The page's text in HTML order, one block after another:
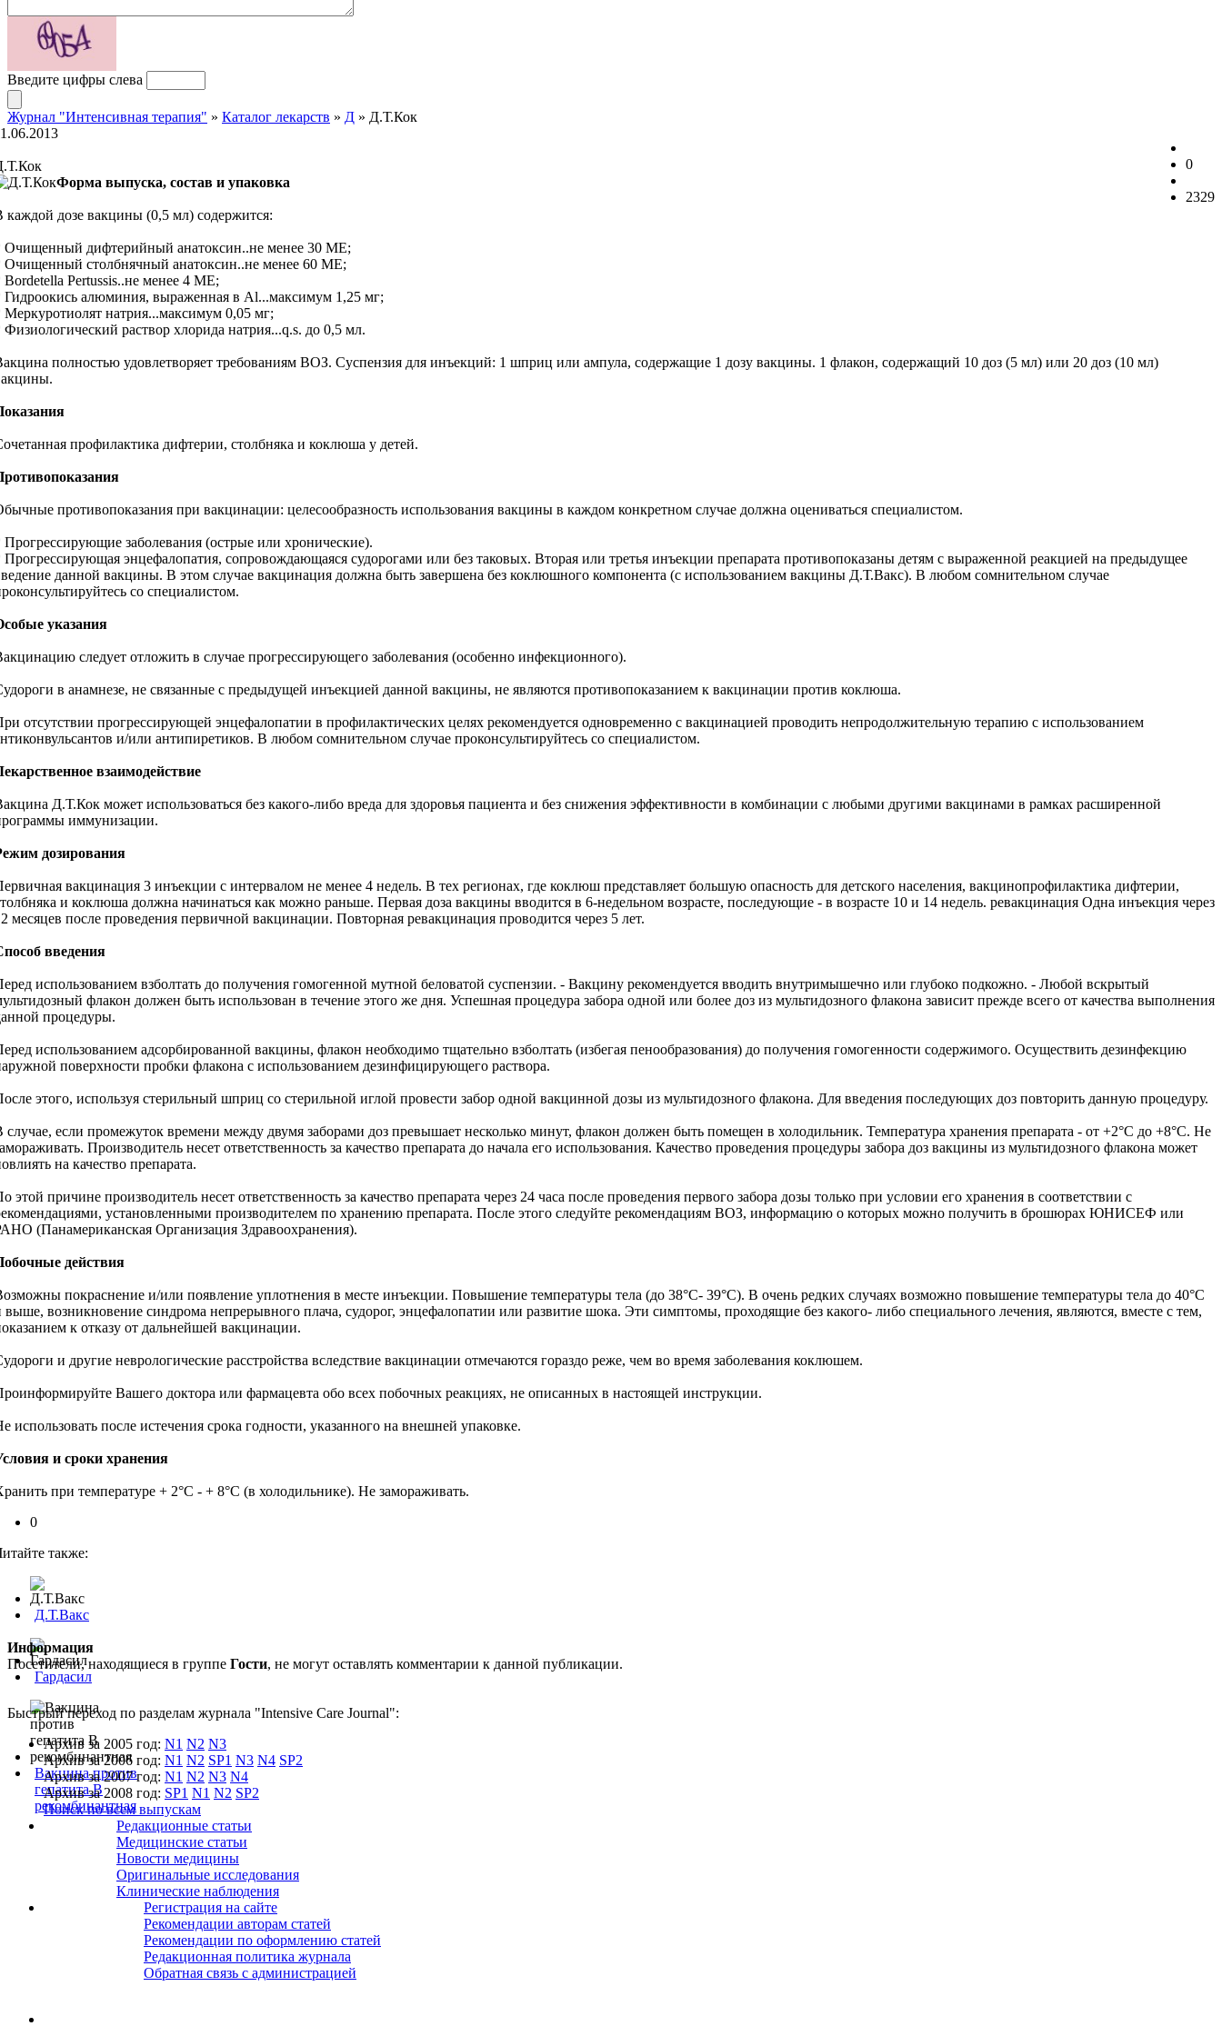
Введите цифры слева
Журнал "Интенсивная терапия" » Каталог лекарств » Д » Д.Т.Кок
0
2329
Форма выпуска, состав и упаковка
каждой дозе вакцины (0,5 мл) содержится:
Очищенный дифтерийный анатоксин..не менее 30 МЕ;
Очищенный столбнячный анатоксин..не менее 60 МЕ;
Bordetella Pertussis..не менее 4 МЕ;
Гидроокись алюминия, выраженная в Al...максимум 1,25 мг;
Меркуротиолят натрия...максимум 0,05 мг;
Физиологический раствор хлорида натрия...q.s. до 0,5 мл.
полностью удовлетворяет требованиям ВОЗ. Суспензия для инъекций: 1 шприц или ампула, содержащие 1 дозу вакцины. 1 флакон, содержащий 10 доз (5 мл) или 20 доз (10 мл)
профилактика дифтерии, столбняка и коклюша у детей.
противопоказания при вакцинации: целесообразность использования вакцины в каждом конкретном случае должна оцениваться специалистом.
Прогрессирующие заболевания (острые или хронические).
Прогрессирующая энцефалопатия, сопровождающаяся судорогами или без таковых. Вторая или третья инъекции препарата противопоказаны детям с выраженной реакцией на предыдущее
данной вакцины. В этом случае вакцинация должна быть завершена без коклюшного компонента (с использованием вакцины Д.Т.Вакс). В любом сомнительном случае
со специалистом.
указания
следует отложить в случае прогрессирующего заболевания (особенно инфекционного).
в анамнезе, не связанные с предыдущей инъекцией данной вакцины, не являются противопоказанием к вакцинации против коклюша.
отсутствии прогрессирующей энцефалопатии в профилактических целях рекомендуется одновременно с вакцинацией проводить непродолжительную терапию с использованием
и/или антипиретиков. В любом сомнительном случае проконсультируйтесь со специалистом.
взаимодействие
Д.Т.Кок может использоваться без какого-либо вреда для здоровья пациента и без снижения эффективности в комбинации с любыми другими вакцинами в рамках расширенной
иммунизации.
дозирования
вакцинация 3 инъекции с интервалом не менее 4 недель. В тех регионах, где коклюш представляет большую опасность для детского населения, вакцинопрофилактика дифтерии,
и коклюша должна начинаться как можно раньше. Первая доза вакцины вводится в 6-недельном возрасте, последующие - в возрасте 10 и 14 недель. ревакцинация Одна инъекция через
месяцев после проведения первичной вакцинации. Повторная ревакцинация проводится через 5 лет.
введения
использованием взболтать до получения гомогенной мутной беловатой суспензии. - Вакцину рекомендуется вводить внутримышечно или глубоко подкожно. - Любой вскрытый
флакон должен быть использован в течение этого же дня. Успешная процедура забора одной или более доз из мультидозного флакона зависит прежде всего от качества выполнения
процедуры.
использованием адсорбированной вакцины, флакон необходимо тщательно взболтать (избегая пенообразования) до получения гомогенности содержимого. Осуществить дезинфекцию
поверхности пробки флакона с использованием дезинфицирующего раствора.
этого, используя стерильный шприц со стерильной иглой провести забор одной вакцинной дозы из мультидозного флакона. Для введения последующих доз повторить данную процедуру.
случае, если промежуток времени между двумя заборами доз превышает несколько минут, флакон должен быть помещен в холодильник. Температура хранения препарата - от +2°С до +8°С. Не
Производитель несет ответственность за качество препарата до начала его использования. Качество проведения процедуры забора доз вакцины из мультидозного флакона может
на качество препарата.
этой причине производитель несет ответственность за качество препарата через 24 часа после проведения первого забора дозы только при условии его хранения в соответствии с
установленными производителем по хранению препарата. После этого следуйте рекомендациям ВОЗ, информацию о которых можно получить в брошюрах ЮНИСЕФ или
(Панамериканская Организация Здравоохранения).
действия
покраснение и/или появление уплотнения в месте инъекции. Повышение температуры тела (до 38°С- 39°С). В очень редких случаях возможно повышение температуры тела до 40°С
выше, возникновение синдрома непрерывного плача, судорог, энцефалопатии или развитие шока. Эти симптомы, проходящие без какого- либо специального лечения, являются, вместе с тем,
к отказу от дальнейшей вакцинации.
и другие неврологические расстройства вследствие вакцинации отмечаются гораздо реже, чем во время заболевания коклюшем.
Вашего доктора или фармацевта обо всех побочных реакциях, не описанных в настоящей инструкции.
использовать после истечения срока годности, указанного на внешней упаковке.
и сроки хранения
при температуре + 2°C - + 8°С (в холодильнике). Не замораживать.
0
также:
Д.Т.Вакс
Гардасил
Вакцина против
гепатита В
рекомбинантная
Информация
Посетители, находящиеся в группе Гости, не могут оставлять комментарии к данной публикации.
Быстрый переход по разделам журнала "Intensive Care Journal":
Архив за 2005 год: N1 N2 N3
Архив за 2006 год: N1 N2 SP1 N3 N4 SP2
Архив за 2007 год: N1 N2 N3 N4
Архив за 2008 год: SP1 N1 N2 SP2
Поиск по всем выпускам
Редакционные статьи
Медицинские статьи
Новости медицины
Оригинальные исследования
Клинические наблюдения
Регистрация на сайте
Рекомендации авторам статей
Рекомендации по оформлению статей
Редакционная политика журнала
Обратная связь с администрацией